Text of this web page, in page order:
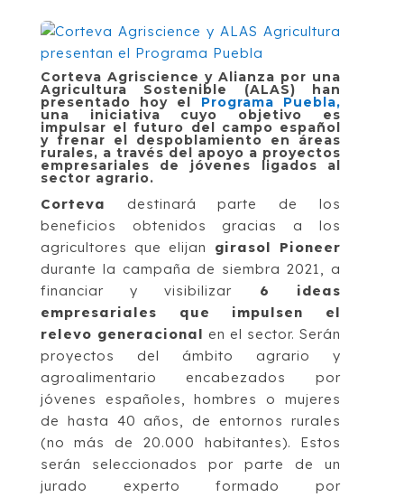
Corteva Agriscience y Alianza por una
Agricultura Sostenible (ALAS) han
presentado hoy el Programa Puebla,
una iniciativa cuyo objetivo es
impulsar el futuro del campo español
y frenar el despoblamiento en áreas
rurales, a través del apoyo a proyectos
empresariales de jóvenes ligados al
sector agrario.
Corteva destinará parte de los
beneficios obtenidos gracias a los
agricultores que elijan
girasol Pioneer
durante la campaña de siembra 2021, a
financiar y visibilizar 6 ideas
empresariales que impulsen el
relevo generacional en el sector. Serán
proyectos del ámbito agrario y
agroalimentario encabezados por
jóvenes españoles, hombres o mujeres
de hasta 40 años, de entornos rurales
(no más de 20.000 habitantes). Estos
serán seleccionados por parte de un
jurado experto formado por